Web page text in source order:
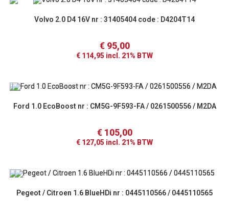
Volvo 2.0 D4 16V nr : 31405404 code : D4204T14
€95,00
€ 114,95 incl. 21% BTW
Ford 1.0 EcoBoost nr : CM5G-9F593-FA / 0261500556 / M2DA
€105,00
€ 127,05 incl. 21% BTW
Pegeot / Citroen 1.6 BlueHDi nr : 0445110566 / 0445110565